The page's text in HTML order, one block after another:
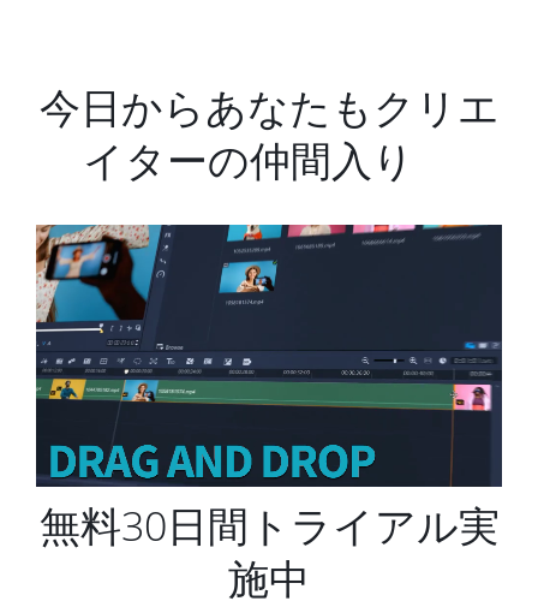
今日からあなたもクリエ
イターの仲間入り
無料30日間トライアル実
施中